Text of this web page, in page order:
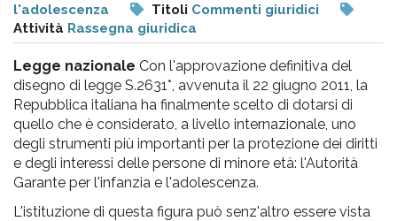
pr
l'infanzia
e
l'adolescenza
l'adolescenza
Titoli Commenti giuridici
Attività Rassegna giuridica
Legge nazionale Con l'approvazione definitiva del
disegno di legge S.2631*, avvenuta il 22 giugno 2011, la
Repubblica italiana ha finalmente scelto di dotarsi di
quello che è considerato, a livello internazionale, uno
degli strumenti più importanti per la protezione dei diritti
e degli interessi delle persone di minore età: l'Autorità
Garante per l'infanzia e l'adolescenza.
L'istituzione di questa figura può senz'altro essere vista